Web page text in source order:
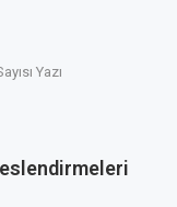
Yazı